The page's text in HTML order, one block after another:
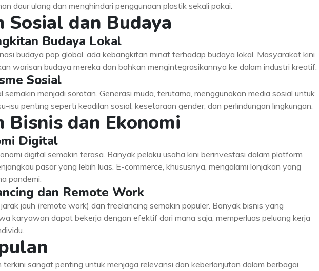
daur ulang dan menghindari penggunaan plastik sekali pakai.
Sosial dan Budaya
Budaya Lokal
budaya pop global, ada kebangkitan minat terhadap budaya lokal. Masyarakat kini
warisan budaya mereka dan bahkan mengintegrasikannya ke dalam industri kreatif.
Sosial
semakin menjadi sorotan. Generasi muda, terutama, menggunakan media sosial untuk
isu penting seperti keadilan sosial, kesetaraan gender, dan perlindungan lingkungan.
Bisnis dan Ekonomi
Digital
digital semakin terasa. Banyak pelaku usaha kini berinvestasi dalam platform
pasar yang lebih luas. E-commerce, khususnya, mengalami lonjakan yang
pandemi.
dan Remote Work
jauh (remote work) dan freelancing semakin populer. Banyak bisnis yang
karyawan dapat bekerja dengan efektif dari mana saja, memperluas peluang kerja
terkini sangat penting untuk menjaga relevansi dan keberlanjutan dalam berbagai